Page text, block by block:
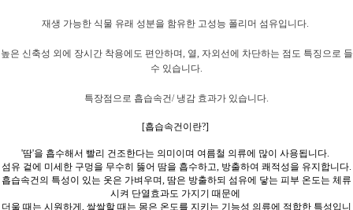
재생 가능한 식물 유래 성분을 함유한 고성능 폴리머 섬유입니다.
높은 신축성 외에 장시간 착용에도 편안하며, 열, 자외선에 차단하는 점도 특징으로 들
수 있습니다.
특장점으로 흡습속건/ 냉감 효과가 있습니다.
[흡습속건이란?]
'땀'을 흡수해서 빨리 건조한다는 의미이며 여름철 의류에 많이 사용됩니다.
섬유 겉에 미세한 구멍을 무수히 뚫어 땀을 흡수하고, 방출하여 쾌적성을 유지합니다.
흡습속건의 특성이 있는 옷은 가벼우며, 땀은 방출하되 섬유에 닿는 피부 온도는 체류
시켜 단열효과도 가지기 때문에
더울 때는 시원하게, 쌀쌀할 때는 몸은 온도를 지키는 기능성 의류에 적합한 특성입니